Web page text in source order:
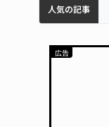
人気の記事
名張市水道料金47％値上げへ 答申案、審議会で大筋まとまる
器物損壊容疑で83歳女逮捕 伊賀署
中学校の陶壁モニュメント 地元建設会社がボランティアで清掃 伊賀